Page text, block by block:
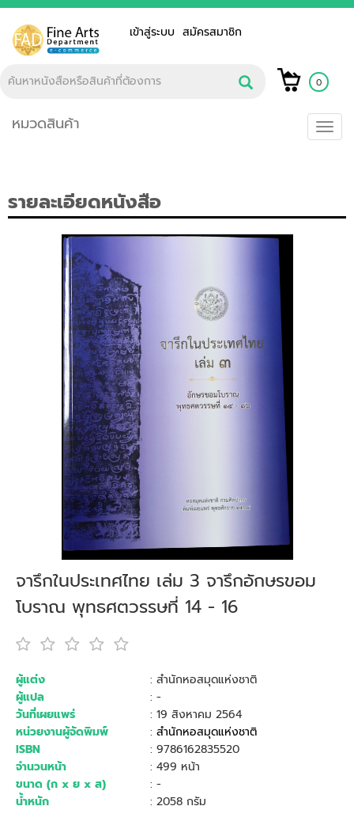
เข้าสู่ระบบสมัครสมาชิก
0
หมวดสินค้า
รายละเอียดหนังสือ
จารึกในประเทศไทย เล่ม 3 จารึกอักษรขอม
โบราณ พุทธศตวรรษที่ 14 - 16
ผู้แต่ง
: สำนักหอสมุดแห่งชาติ
ผู้แปล
: -
วันที่เผยแพร่
: 19 สิงหาคม 2564
หน่วยงานผู้จัดพิมพ์
: สำนักหอสมุดแห่งชาติ
ISBN
: 9786162835520
จำนวนหน้า
: 499 หน้า
ขนาด (ก x ย x ส)
: -
น้ำหนัก
: 2058 กรัม